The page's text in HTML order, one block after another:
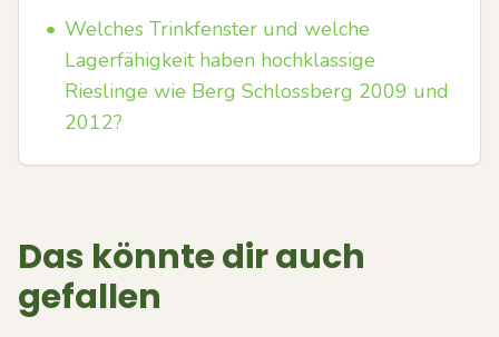
• Welches Trinkfenster und welche
Lagerfähigkeit haben hochklassige
Rieslinge wie Berg Schlossberg 2009 und
2012?
Das könnte dir auch
gefallen